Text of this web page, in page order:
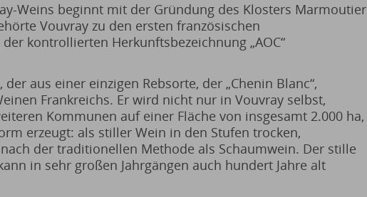
Weins beginnt mit der Gründung des Klosters Marmoutier
Vouvray zu den ersten französischen
kontrollierten Herkunftsbezeichnung „AOC“
aus einer einzigen Rebsorte, der „Chenin Blanc“,
Frankreichs. Er wird nicht nur in Vouvray selbst,
Kommunen auf einer Fläche von insgesamt 2.000 ha,
erzeugt: als stiller Wein in den Stufen trocken,
der traditionellen Methode als Schaumwein. Der stille
in sehr großen Jahrgängen auch hundert Jahre alt